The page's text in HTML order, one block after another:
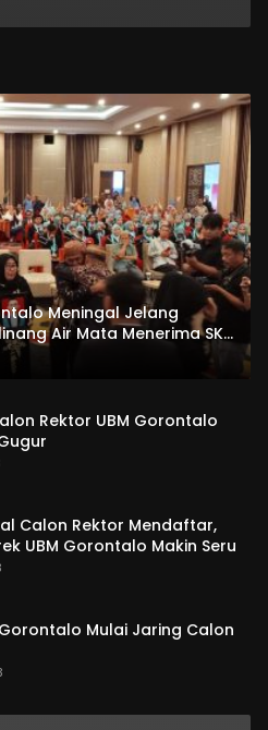
Meningal Jelang
Air Mata Menerima SKL
Rektor UBM Gorontalo
Calon Rektor Mendaftar,
UBM Gorontalo Makin Seru
Mulai Jaring Calon